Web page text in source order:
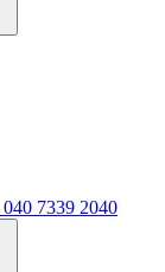
040 7339 2040